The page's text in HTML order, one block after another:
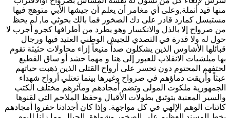
منها قيد أنملة,وعلى أي مغامر أن يعلم أن جيشها الأبي متوهج فيها
مستبسل كمارد قادر على دك الصخور فما بالك بحوثي ما, لم يحظ
من صرواح إلا بالذل والانكسار وهو يطرد من أطرافها كجرو أجرب لا
حول له ولا قدرة في التصدي للجيش الوطني العتيد فيها ورجال
قبائلها الأشاوس الذين يشكلون صداً منيعاً إزاء محاولات حثيثة تقوم
بها ميلشيات الانقلاب للعبور إلى هنا و مهما حشد أو ساق القطيع
لحتفهم المحتوم دون تحسر على أرواح القتلى الذين ذهبت حياتهم
عبثاً وأريقت دماؤهم في صرواح وغيرها بينما تعتلي أرواح شهداء
الجمهورية ملكوت المولى وتضم أمجادهم ومآثرهم مختلف الكتب
والسير المعنية بتوثيق بطولات الأقيال وحفظ الملاحم التي لقنوها
كائنات الوهم الإلهي في كل مواجهة. وإذا كان أجدادنا حفروا أمجادهم